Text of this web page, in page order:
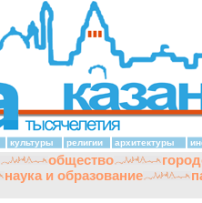
культуры религии архитектуры
общество
наука и образование